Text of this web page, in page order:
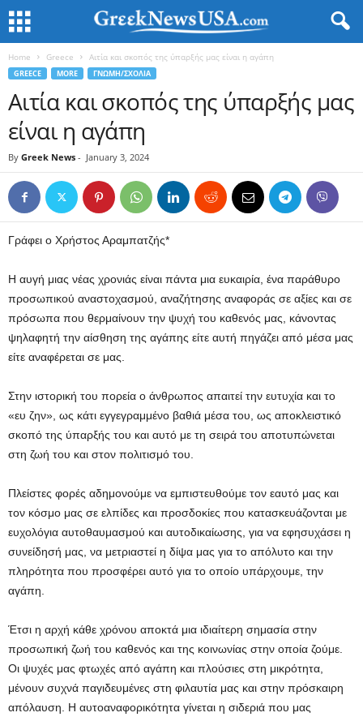
Home Greece Αιτία και σκοπός της ύπαρξής μας είναι η αγάπη
GREECE MORE ΓΝΩΜΗ/ΣΧΟΛΙΑ
Αιτία και σκοπός της ύπαρξής μας
είναι η αγάπη
By Greek News - January 3, 2024
Γράφει ο Χρήστος Αραμπατζής*
H αυγή μιας νέας χρονιάς είναι πάντα μια ευκαιρία, ένα παράθυρο
προσωπικού αναστοχασμού, αναζήτησης αναφοράς σε αξίες και σε
πρόσωπα που θερμαίνουν την ψυχή του καθενός μας, κάνοντας
ψηλαφητή την αίσθηση της αγάπης είτε αυτή πηγάζει από μέσα μας
είτε αναφέρεται σε μας.
Στην ιστορική του πορεία ο άνθρωπος απαιτεί την ευτυχία και το
«ευ ζην», ως κάτι εγγεγραμμένο βαθιά μέσα του, ως αποκλειστικό
σκοπό της ύπαρξής του και αυτό με τη σειρά του αποτυπώνεται
στη ζωή του και στον πολιτισμό του.
Πλείστες φορές αδημονούμε να εμπιστευθούμε τον εαυτό μας και
τον κόσμο μας σε ελπίδες και προσδοκίες που κατασκευάζονται με
ευχολόγια αυτοθαυμασμού και αυτοδικαίωσης, για να εφησυχάσει η
συνείδησή μας, να μετριαστεί η δίψα μας για το απόλυτο και την
πληρότητα που προσφέρει αυτό για το οποίο υπάρχουμε, την
αγάπη.
Έτσι η αρχή κάθε χρόνου αποκτά μια ιδιαίτερη σημασία στην
προσωπική ζωή του καθενός και της κοινωνίας στην οποία ζούμε.
Οι ψυχές μας φτωχές από αγάπη και πλούσιες στη μικρότητα,
μένουν συχνά παγιδευμένες στη φιλαυτία μας και στην πρόσκαιρη
απόλαυση. Η αυτοαναφορικότητα γίνεται η σιδεριά που μας